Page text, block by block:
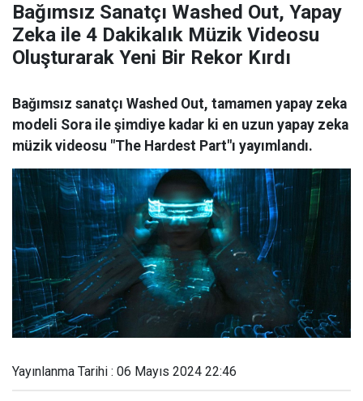
Bağımsız Sanatçı Washed Out, Yapay
Zeka ile 4 Dakikalık Müzik Videosu
Oluşturarak Yeni Bir Rekor Kırdı
Bağımsız sanatçı Washed Out, tamamen yapay zeka
modeli Sora ile şimdiye kadar ki en uzun yapay zeka
müzik videosu "The Hardest Part"ı yayımlandı.
Yayınlanma Tarihi : 06 Mayıs 2024 22:46